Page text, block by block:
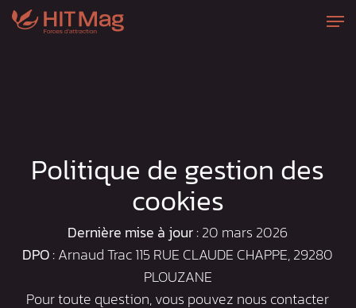
Passer
Politique de gestion des
cookies
Dernière mise à jour :20 mars 2026
DPO :Arnaud Trac 115 RUE CLAUDE CHAPPE, 29280
PLOUZANE
Pour toute question, vous pouvez nous contacter